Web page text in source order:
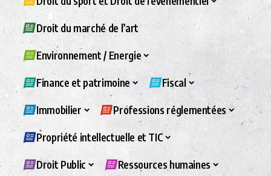
Droit du marché de l’art
Environnement / Energie
Finance et patrimoine Fiscal
Immobilier Professions réglementées
Propriété intellectuelle et TIC
Droit Public Ressources humaines